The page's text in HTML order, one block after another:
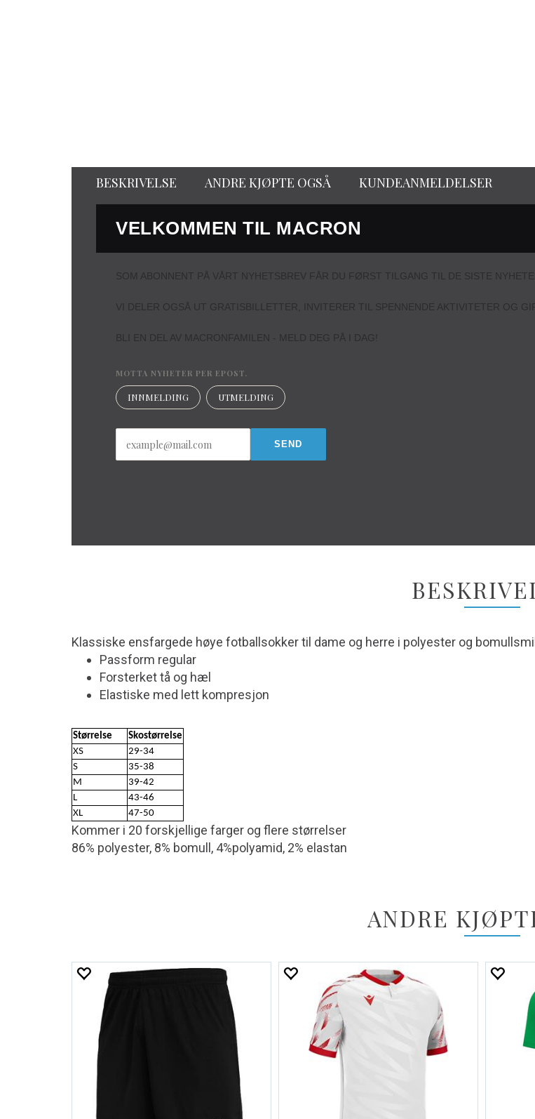
BESKRIVELSE ANDRE KJØPTE OGSÅ KUNDEANMELDELSER
VELKOMMEN TIL MACRON
SOM ABONNENT PÅ VÅRT NYHETSBREV FÅR DU FØRST TILGANG TIL DE SISTE
VI DELER OGSÅ UT GRATISBILLETTER, INVITERER TIL SPENNENDE AKTIVITETER OG
BLI EN DEL AV MACRONFAMILEN - MELD DEG PÅ I DAG!
MOTTA NYHETER PER EPOST.
INNMELDING UTMELDING
Klassiske ensfargede høye fotballsokker til dame og herre i polyester og
Passform regular
Forsterket tå og hæl
Elastiske med lett kompresjon
Størrelse
Skostørrelse
XS
29-34
S
35-38
M
39-42
L
43-46
XL
47-50
Kommer i 20 forskjellige farger og flere størrelser
86% polyester, 8% bomull, 4%polyamid, 2% elastan
ANDRE